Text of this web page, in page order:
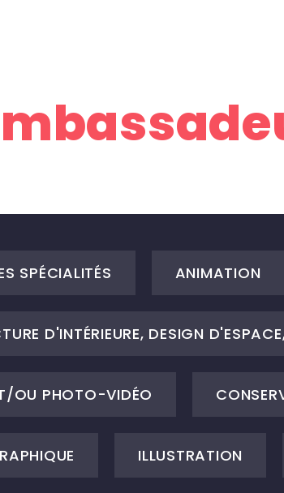
SPÉCIALITÉS ANIMATION
D'INTÉRIEURE, DESIGN
OU PHOTO-VIDÉO
ILLUSTRATION